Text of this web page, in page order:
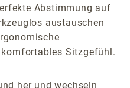
Abstimmung auf
austauschen
Sitzgefühl.
her und wechseln